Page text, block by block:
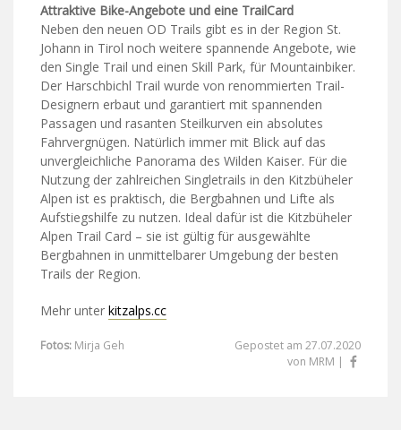
Attraktive Bike-Angebote und eine TrailCard
Neben den neuen OD Trails gibt es in der Region St.
Johann in Tirol noch weitere spannende Angebote, wie
den Single Trail und einen Skill Park, für Mountainbiker.
Der Harschbichl Trail wurde von renommierten Trail-
Designern erbaut und garantiert mit spannenden
Passagen und rasanten Steilkurven ein absolutes
Fahrvergnügen. Natürlich immer mit Blick auf das
unvergleichliche Panorama des Wilden Kaiser. Für die
Nutzung der zahlreichen Singletrails in den Kitzbüheler
Alpen ist es praktisch, die Bergbahnen und Lifte als
Aufstiegshilfe zu nutzen. Ideal dafür ist die Kitzbüheler
Alpen Trail Card – sie ist gültig für ausgewählte
Bergbahnen in unmittelbarer Umgebung der besten
Trails der Region.
Mehr unter kitzalps.cc
Fotos: Mirja Geh
Gepostet am 27.07.2020
von MRM |